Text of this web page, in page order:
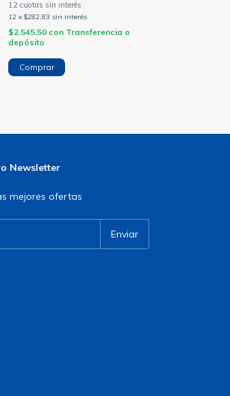
12 x $282,83 sin interés
$2.545,50 con Transferencia o
depósito
Newsletter
mejores ofertas